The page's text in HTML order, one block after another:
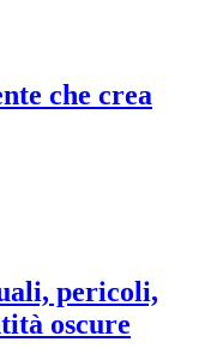
che crea
pericoli,
oscure